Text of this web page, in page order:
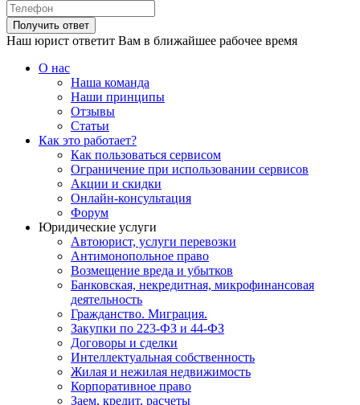
Наш юрист ответит Вам в ближайшее рабочее время
О нас
Наша команда
Наши принципы
Отзывы
Статьи
Как это работает?
Как пользоваться сервисом
Ограничение при использовании сервисов
Акции и скидки
Онлайн-консультация
Форум
Юридические услуги
Автоюрист, услуги перевозки
Антимонопольное право
Возмещение вреда и убытков
Банковская, некредитная, микрофинансовая
деятельность
Гражданство. Миграция.
Закупки по 223-ФЗ и 44-ФЗ
Договоры и сделки
Интеллектуальная собственность
Жилая и нежилая недвижимость
Корпоративное право
Заем, кредит, расчеты